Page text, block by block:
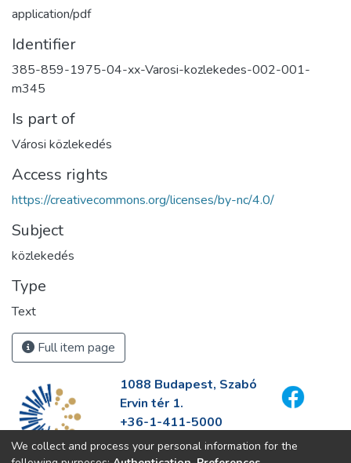
application/pdf
Identifier
385-859-1975-04-xx-Varosi-kozlekedes-002-001-
m345
Is part of
Városi közlekedés
Access rights
https://creativecommons.org/licenses/by-nc/4.0/
Subject
közlekedés
Type
Text
Full item page
1088 Budapest, Szabó
Ervin tér 1.
+36-1-411-5000
info@fszek.hu
We collect and process your personal information for the